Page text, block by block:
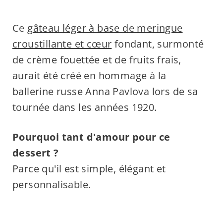
Ce gâteau léger à base de meringue
croustillante et cœur fondant, surmonté
de crème fouettée et de fruits frais,
aurait été créé en hommage à la
ballerine russe Anna Pavlova lors de sa
tournée dans les années 1920.
Pourquoi tant d'amour pour ce
dessert ?
Parce qu'il est simple, élégant et
personnalisable.